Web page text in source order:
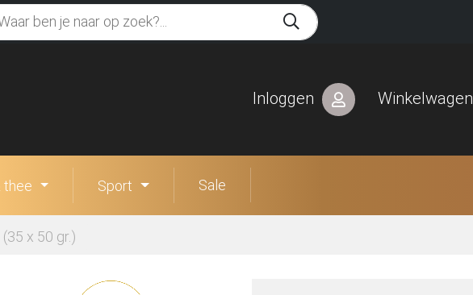
Inloggen Winkelwagen
thee Sport Sale
x 50 gr.)